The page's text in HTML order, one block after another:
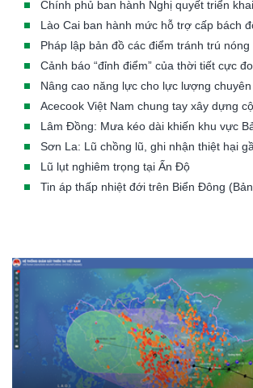
Pháp lập bản đồ các điểm tránh trú nóng
Cảnh báo “đỉnh điểm” của thời tiết cực
Lâm Đồng: Mưa kéo dài khiến khu vực
Sơn La: Lũ chồng lũ, ghi nhận thiệt hại
Lũ lụt nghiêm trọng tại Ấn Độ